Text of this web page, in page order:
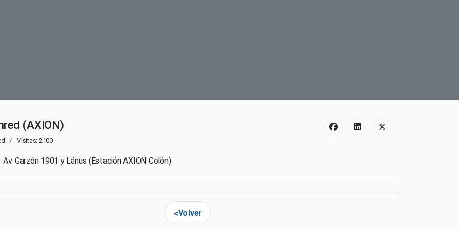
(AXION)
Visitas: 2100
Av. Garzón 1901 y Lánus (Estación AXION Colón)
Volver